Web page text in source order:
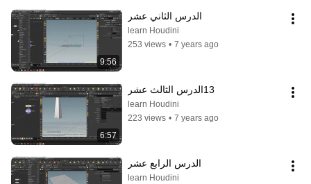
9:56
الدرس الثاني عشر
learn Houdini
253 views • 7 years ago
6:57
13الدرس الثالث عشر
learn Houdini
223 views • 7 years ago
الدرس الرابع عشر
learn Houdini